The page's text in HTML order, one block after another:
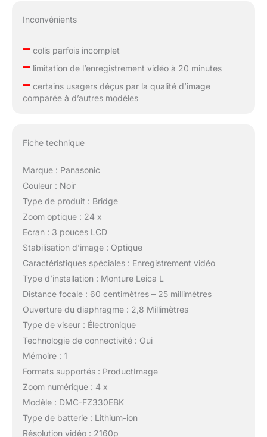
Inconvénients
–colis parfois incomplet
–limitation de l’enregistrement vidéo à 20 minutes
–certains usagers déçus par la qualité d’image
comparée à d’autres modèles
Fiche technique
Marque : Panasonic
Couleur : Noir
Type de produit : Bridge
Zoom optique : 24 x
Ecran : 3 pouces LCD
Stabilisation d’image : Optique
Caractéristiques spéciales : Enregistrement vidéo
Type d’installation : Monture Leica L
Distance focale : 60 centimètres – 25 millimètres
Ouverture du diaphragme : 2,8 Millimètres
Type de viseur : Électronique
Technologie de connectivité : Oui
Mémoire : 1
Formats supportés : ProductImage
Zoom numérique : 4 x
Modèle : DMC-FZ330EBK
Type de batterie : Lithium-ion
Résolution vidéo : 2160p